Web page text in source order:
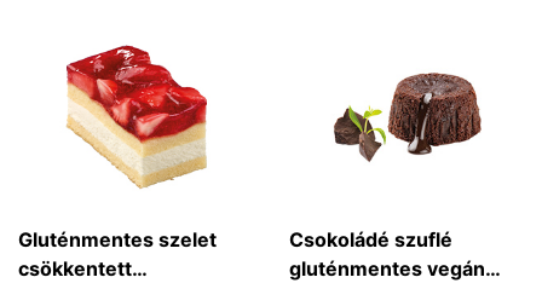
Gluténmentes szelet
csökkentett
Csokoládé szuflé
gluténmentes vegán